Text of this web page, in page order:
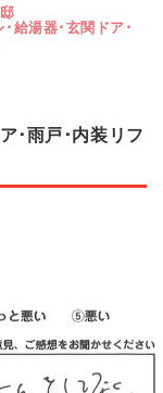
給湯器･玄関ドア･
･雨戸･内装リフ